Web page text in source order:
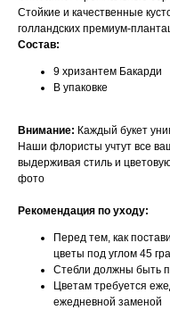
Стойкие и качественные
голландских премиум-
Состав:
9 хризантем Бакарди
В упаковке
Внимание: Каждый букет
Наши флористы учтут все
выдерживая стиль и
фото
Рекомендация по уходу:
Перед тем, как
цветы под углом 45
Стебли должны быть
Цветам требуется
ежедневной заменой